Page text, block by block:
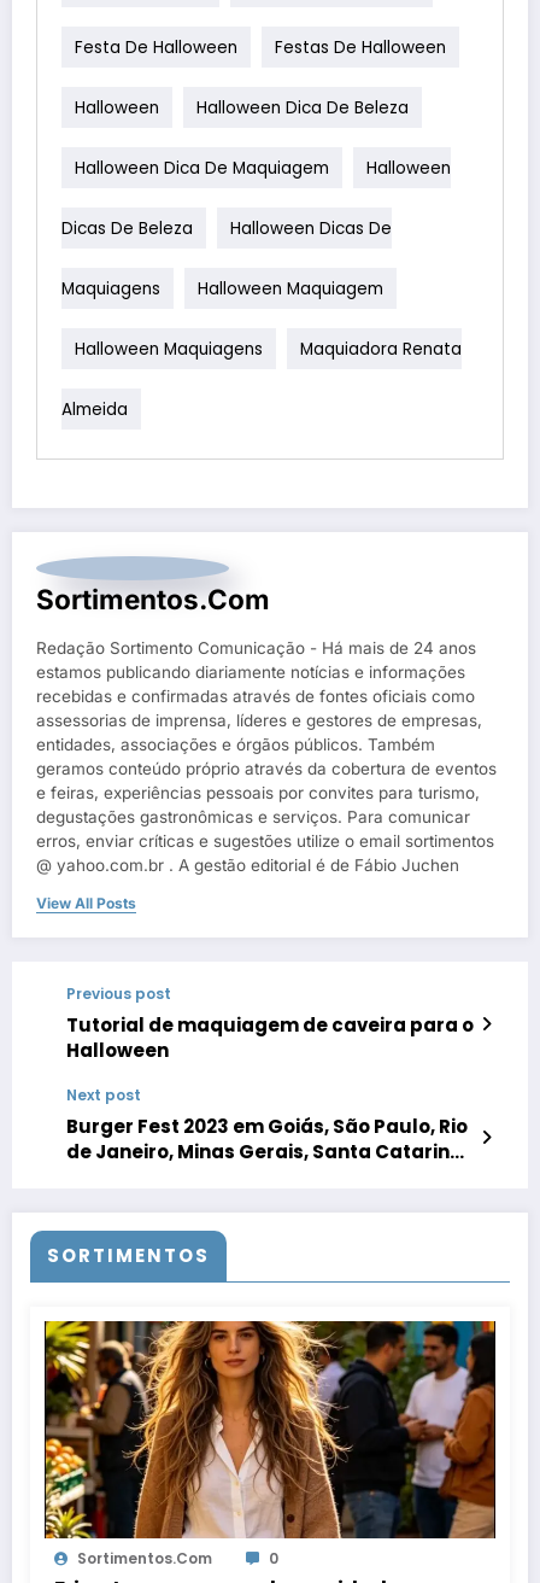
Festa De Halloween Festas De Halloween
Halloween Halloween Dica De Beleza
Halloween Dica De Maquiagem Halloween
Dicas De Beleza Halloween Dicas De
Maquiagens Halloween Maquiagem
Halloween Maquiagens Maquiadora Renata
Almeida
Sortimentos.com
Redação Sortimento Comunicação - Há mais de 24 anos
estamos publicando diariamente notícias e informações
recebidas e confirmadas através de fontes oficiais como
assessorias de imprensa, líderes e gestores de empresas,
entidades, associações e órgãos públicos. Também
geramos conteúdo próprio através da cobertura de eventos
e feiras, experiências pessoais por convites para turismo,
degustações gastronômicas e serviços. Para comunicar
erros, enviar críticas e sugestões utilize o email sortimentos
@ yahoo.com.br . A gestão editorial é de Fábio Juchen
View All Posts
Previous post
Tutorial de maquiagem de caveira para o
Halloween
Next post
Burger Fest 2023 em Goiás, São Paulo, Rio
de Janeiro, Minas Gerais, Santa Catarina
SORTIMENTOS
Sortimentos.com 0